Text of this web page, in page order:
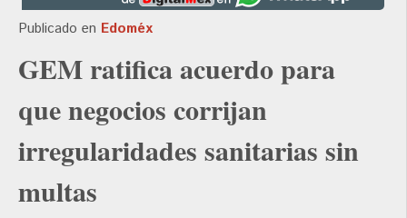
Publicado en Edoméx
GEM ratifica acuerdo para
que negocios corrijan
irregularidades sanitarias sin
multas